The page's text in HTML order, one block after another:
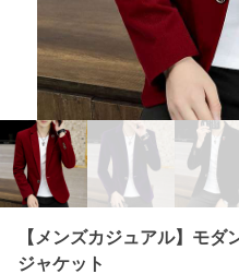
【メンズカジュアル】モ
ジャケット